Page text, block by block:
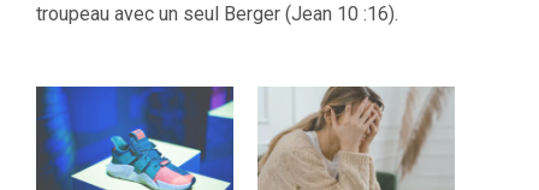
troupeau avec un seul Berger (Jean 10 :16).